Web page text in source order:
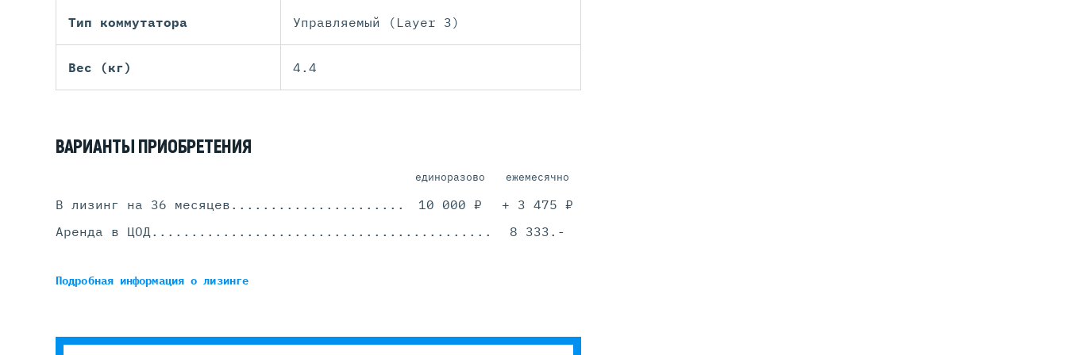
Тип коммутатора Управляемый (Layer 3)
Вес (кг) 4.4
ВАРИАНТЫ ПРИОБРЕТЕНИЯ
единоразово ежемесячно
В лизинг на 36 месяцев ....................................................................................
10 000 ₽
+ 3 475 ₽
Аренда в ЦОД....................................................................................
8 333.-
Подробная информацияо лизинге